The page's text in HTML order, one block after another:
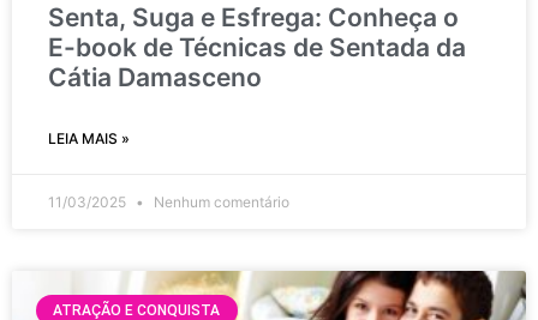
Senta, Suga e Esfrega: Conheça o
E-book de Técnicas de Sentada da
Cátia Damasceno
LEIA MAIS »
11/03/2025 Nenhum comentário
ATRAÇÃO E CONQUISTA